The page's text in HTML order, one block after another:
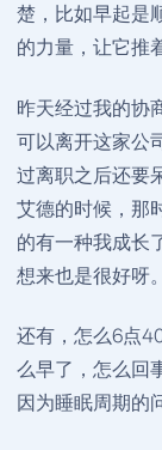
楚，比如早起是
的力量，让它推
昨天经过我的协
可以离开这家公
过离职之后还要
艾德的时候，那
的有一种我成长
想来也是很好呀。
还有，怎么6点
么早了，怎么回
因为睡眠周期的